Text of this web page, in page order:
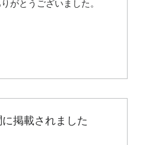
がとうございました。
掲載されました